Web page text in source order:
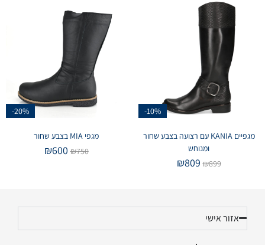
-10%
מגפיים KANIA עם רצועה בצבע שחור
ומנוחש
₪899
₪809
-20%
מגפי MIA בצבע שחור
₪750
₪600
אזור אישי